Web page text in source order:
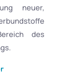
neuer,
des